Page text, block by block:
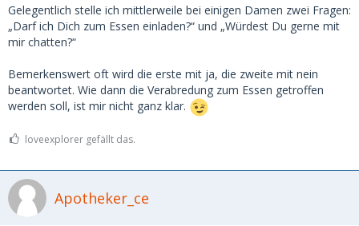
Gelegentlich stelle ich mittlerweile bei einigen Damen zwei Fragen:
„Darf ich Dich zum Essen einladen?“ und „Würdest Du gerne mit
mir chatten?“
Bemerkenswert oft wird die erste mit ja, die zweite mit nein
beantwortet. Wie dann die Verabredung zum Essen getroffen
werden soll, ist mir nicht ganz klar.
loveexplorer gefällt das.
Apotheker_ce